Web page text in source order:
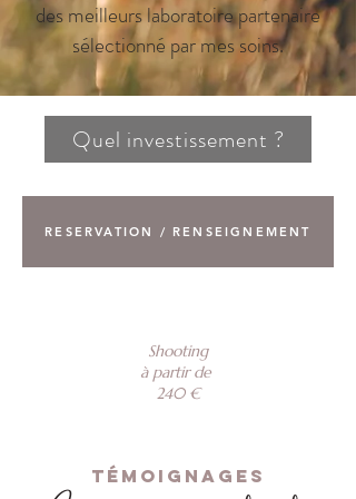
des meilleurs laboratoire partenaire
sélectionné par mes soins.
Quel investissement ?
RESERVATION / RENSEIGNEMENT
Shooting
à partir de
240 €
TéMOIGNAGES